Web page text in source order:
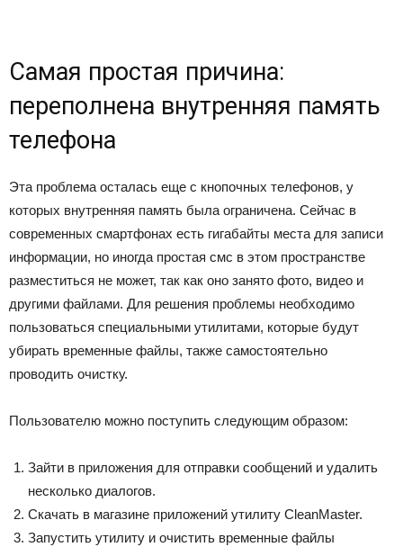
Самая простая причина:
переполнена внутренняя память
телефона
Эта проблема осталась еще с кнопочных телефонов, у
которых внутренняя память была ограничена. Сейчас в
современных смартфонах есть гигабайты места для записи
информации, но иногда простая смс в этом пространстве
разместиться не может, так как оно занято фото, видео и
другими файлами. Для решения проблемы необходимо
пользоваться специальными утилитами, которые будут
убирать временные файлы, также самостоятельно
проводить очистку.
Пользователю можно поступить следующим образом:
Зайти в приложения для отправки сообщений и удалить
несколько диалогов.
Скачать в магазине приложений утилиту CleanMaster.
Запустить утилиту и очистить временные файлы